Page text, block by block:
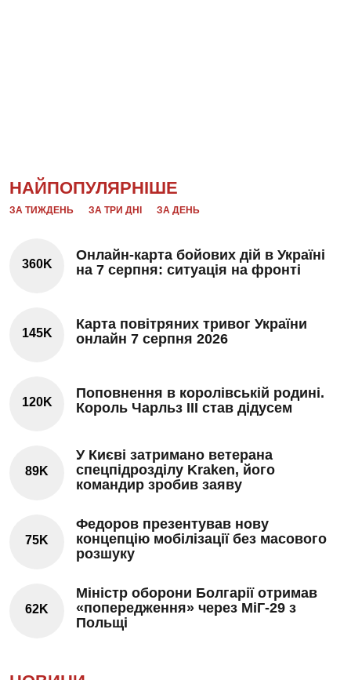
НАЙПОПУЛЯРНІШЕ
ЗА ТИЖДЕНЬ ЗА ТРИ ДНІ ЗА ДЕНЬ
360K
Онлайн-карта бойових дій в Україні
на 7 серпня: ситуація на фронті
145K
Карта повітряних тривог України
онлайн 7 серпня 2026
120K
Поповнення в королівській родині.
Король Чарльз III став дідусем
89K
У Києві затримано ветерана
спецпідрозділу Kraken, його
командир зробив заяву
75K
Федоров презентував нову
концепцію мобілізації без масового
розшуку
62K
Міністр оборони Болгарії отримав
«попередження» через МіГ-29 з
Польщі